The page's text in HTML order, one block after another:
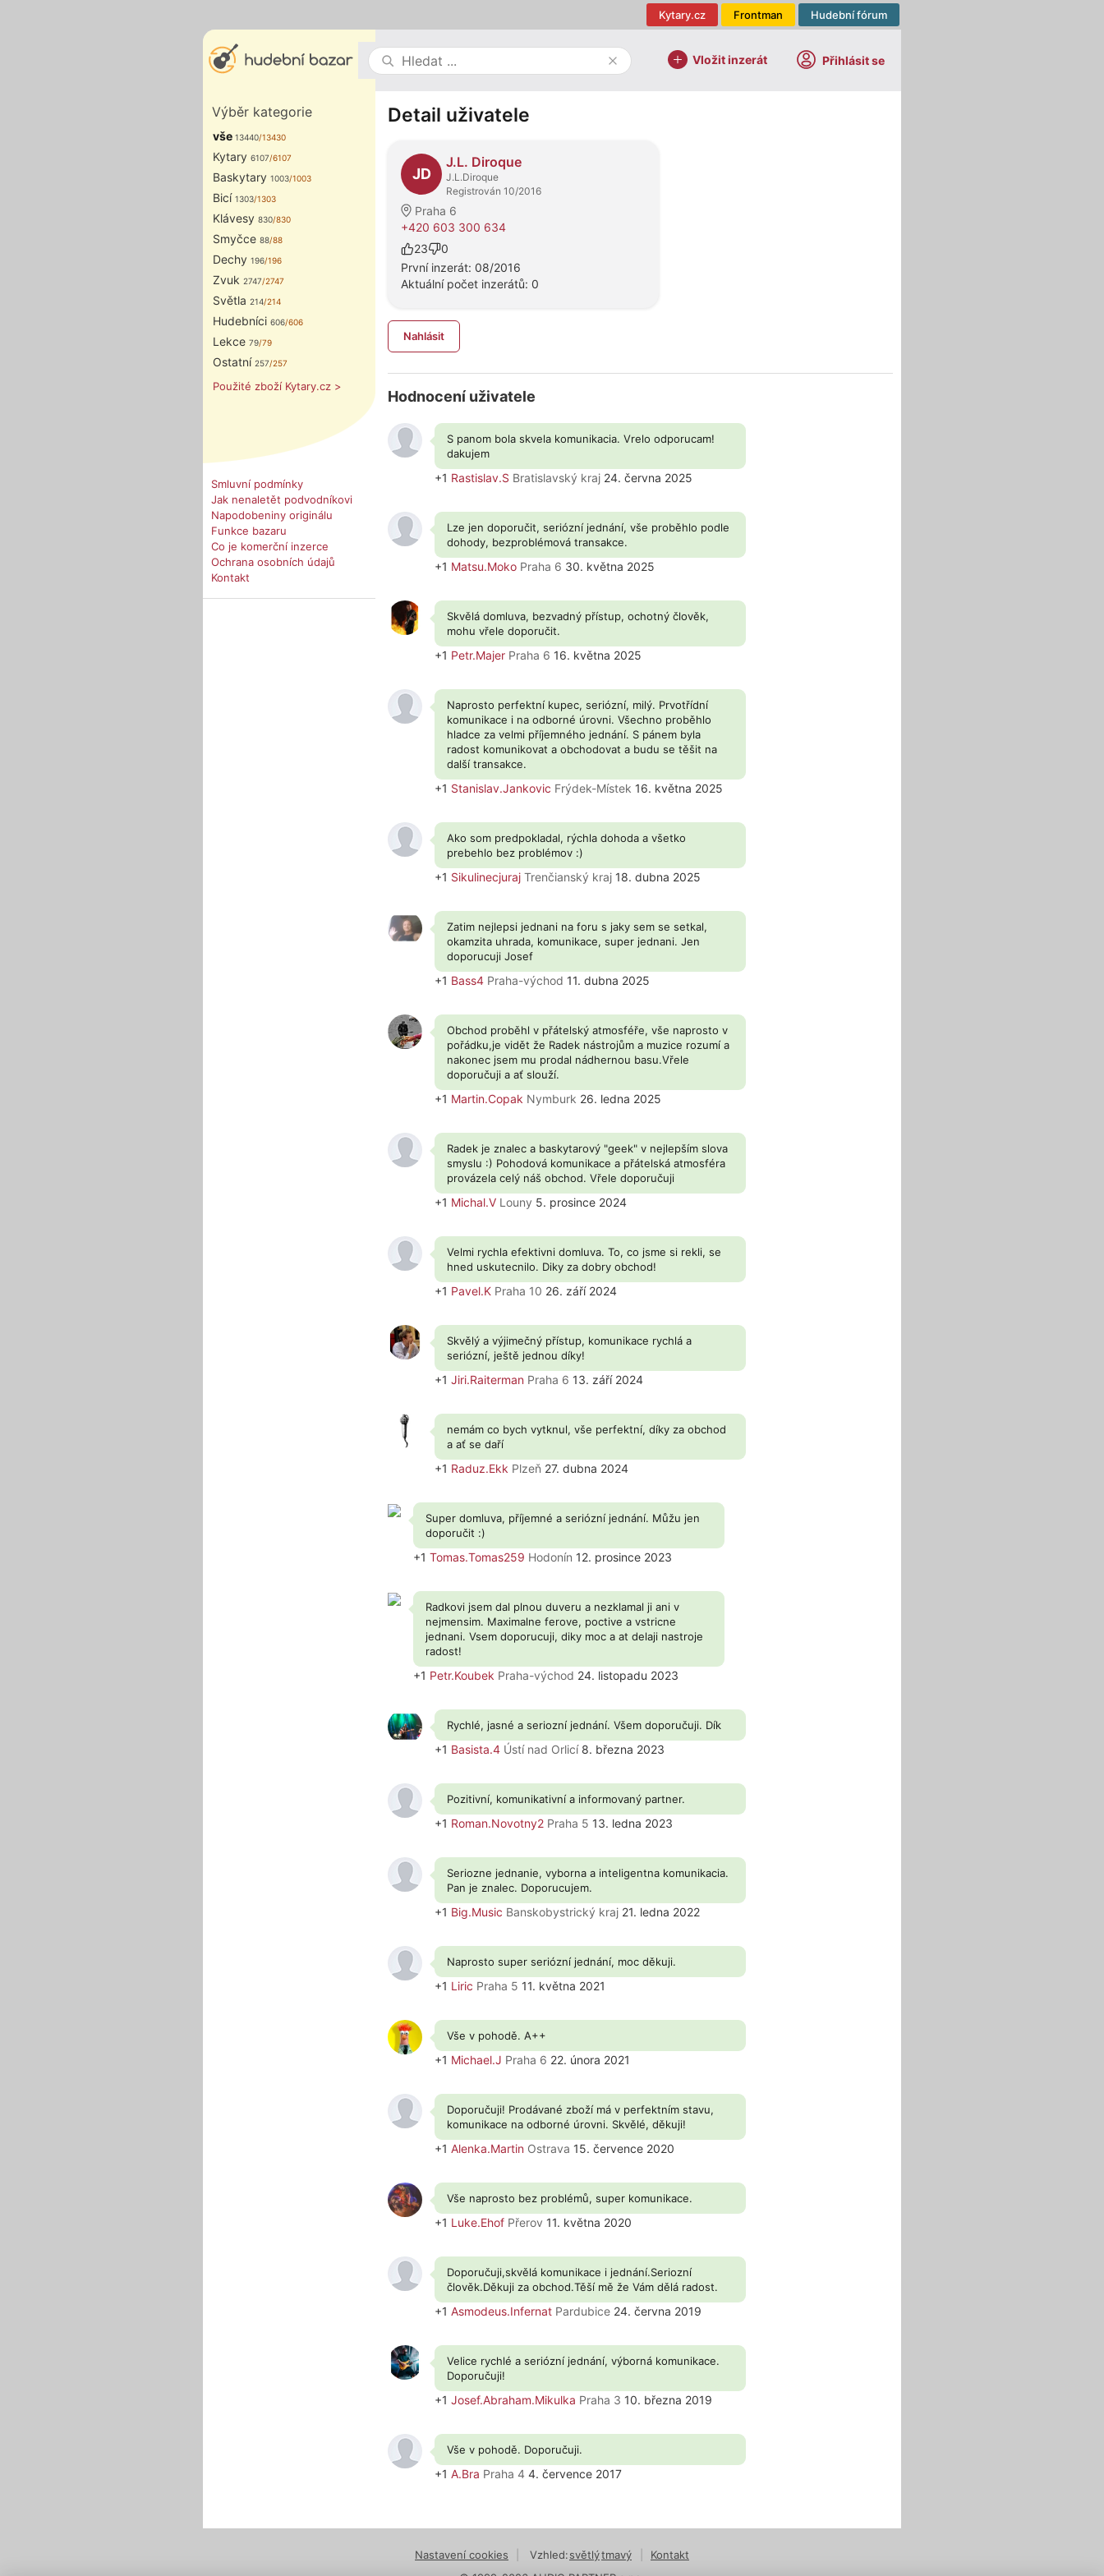
Hudební fórum
Frontman
Kytary.cz
Vložit inzerát Přihlásit se
Výběr kategorie
vše 13440/13430
Kytary 6107/6107
Baskytary 1003/1003
Bicí 1303/1303
Klávesy 830/830
Smyčce 88/88
Dechy 196/196
Zvuk 2747/2747
Světla 214/214
Hudebníci 606/606
Lekce 79/79
Ostatní 257/257
Použité zboží Kytary.cz >
Smluvní podmínky
Jak nenaletět podvodníkovi
Napodobeniny originálu
Funkce bazaru
Co je komerční inzerce
Ochrana osobních údajů
Kontakt
Detail uživatele
JD
J.L. Diroque
J.L.Diroque
Registrován 10/2016
Praha 6
+420 603 300 634
23
0
První inzerát: 08/2016
Aktuální počet inzerátů: 0
Nahlásit
Hodnocení uživatele
S panom bola skvela komunikacia. Vrelo odporucam!
dakujem
+1 Rastislav.S Bratislavský kraj 24. června 2025
Lze jen doporučit, seriózní jednání, vše proběhlo podle
dohody, bezproblémová transakce.
+1 Matsu.Moko Praha 6 30. května 2025
Skvělá domluva, bezvadný přístup, ochotný člověk,
mohu vřele doporučit.
+1 Petr.Majer Praha 6 16. května 2025
Naprosto perfektní kupec, seriózní, milý. Prvotřídní
komunikace i na odborné úrovni. Všechno proběhlo
hladce za velmi příjemného jednání. S pánem byla
radost komunikovat a obchodovat a budu se těšit na
další transakce.
+1 Stanislav.Jankovic Frýdek-Místek 16. května 2025
Ako som predpokladal, rýchla dohoda a všetko
prebehlo bez problémov :)
+1 Sikulinecjuraj Trenčianský kraj 18. dubna 2025
Zatim nejlepsi jednani na foru s jaky sem se setkal,
okamzita uhrada, komunikace, super jednani. Jen
doporucuji Josef
+1 Bass4 Praha-východ 11. dubna 2025
Obchod proběhl v přátelský atmosféře, vše naprosto v
pořádku,je vidět že Radek nástrojům a muzice rozumí a
nakonec jsem mu prodal nádhernou basu.Vřele
doporučuji a ať slouží.
+1 Martin.Copak Nymburk 26. ledna 2025
Radek je znalec a baskytarový "geek" v nejlepším slova
smyslu :) Pohodová komunikace a přátelská atmosféra
provázela celý náš obchod. Vřele doporučuji
+1 Michal.V Louny 5. prosince 2024
Velmi rychla efektivni domluva. To, co jsme si rekli, se
hned uskutecnilo. Diky za dobry obchod!
+1 Pavel.K Praha 10 26. září 2024
Skvělý a výjimečný přístup, komunikace rychlá a
seriózní, ještě jednou díky!
+1 Jiri.Raiterman Praha 6 13. září 2024
nemám co bych vytknul, vše perfektní, díky za obchod
a ať se daří
+1 Raduz.Ekk Plzeň 27. dubna 2024
Super domluva, příjemné a seriózní jednání. Můžu jen
doporučit :)
+1 Tomas.Tomas259 Hodonín 12. prosince 2023
Radkovi jsem dal plnou duveru a nezklamal ji ani v
nejmensim. Maximalne ferove, poctive a vstricne
jednani. Vsem doporucuji, diky moc a at delaji nastroje
radost!
+1 Petr.Koubek Praha-východ 24. listopadu 2023
Rychlé, jasné a seriozní jednání. Všem doporučuji. Dík
+1 Basista.4 Ústí nad Orlicí8. března 2023
Pozitivní, komunikativní a informovaný partner.
+1 Roman.Novotny2 Praha 5 13. ledna 2023
Seriozne jednanie, vyborna a inteligentna komunikacia.
Pan je znalec. Doporucujem.
+1 Big.Music Banskobystrický kraj 21. ledna 2022
Naprosto super seriózní jednání, moc děkuji.
+1 Liric Praha 5 11. května 2021
Vše v pohodě. A++
+1 Michael.J Praha 6 22. února 2021
Doporučuji! Prodávané zboží má v perfektním stavu,
komunikace na odborné úrovni. Skvělé, děkuji!
+1 Alenka.Martin Ostrava 15. července 2020
Vše naprosto bez problémů, super komunikace.
+1 Luke.Ehof Přerov 11. května 2020
Doporučuji,skvělá komunikace i jednání.Seriozní
člověk.Děkuji za obchod.Těší mě že Vám dělá radost.
+1 Asmodeus.Infernat Pardubice 24. června 2019
Velice rychlé a seriózní jednání, výborná komunikace.
Doporučuji!
+1 Josef.Abraham.Mikulka Praha 3 10. března 2019
Vše v pohodě. Doporučuji.
+1 A.Bra Praha 4 4. července 2017
Nastavení cookies Vzhled:světlýtmavý
Kontakt